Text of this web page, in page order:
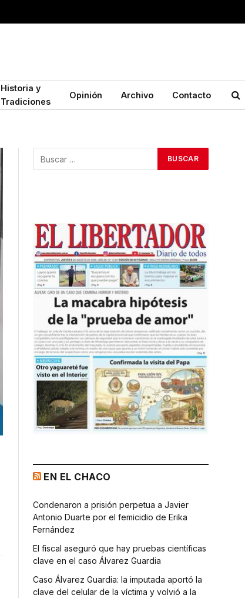
Historia y
Tradiciones
Opinión Archivo Contacto
EN EL CHACO
Condenaron a prisión perpetua a Javier
Antonio Duarte por el femicidio de Erika
Fernández
El fiscal aseguró que hay pruebas científicas
clave en el caso Álvarez Guardia
Caso Álvarez Guardia: la imputada aportó la
clave del celular de la víctima y volvió a la